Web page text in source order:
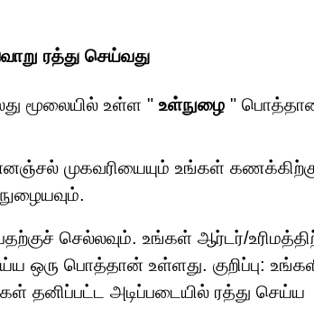
ரத்து செய்வது
மூலையில் உள்ள " உள்நுழை "
முகவரியையும் உங்கள்
செல்லவும். உங்கள் ஆர்டர்/
ஒரு பொத்தான் உள்ளது. குறிப்பு:
தனிப்பட்ட அடிப்படையில் ரத்து செய்ய